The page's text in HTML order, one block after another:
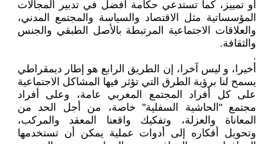
أو تمييز، كما تستدعي حكامة أفضل في تدبير المجالات
المؤسساتية مثل الاقتصاد والسياسة والمجتمع المدني،
والعلاقات الاجتماعية المرتبطة بالأصل الطبقي والجنس
والثقافة.
.
أخيرا، و ليس آخرا، إن الطريق الرابع هو إطار ديمقراطي
يسمح لنا برؤية الطرق التي تؤثر فيها المشاكل الاجتماعية
على كل أفراد المجتمع المغربي عامة، وعلى أفراد
مجتمع "الحاشية السفلية" خاصة، من أجل الحد من
المعاناة والعزلة، وتفكيك واقعنا المعقد والمركب،
وتحويل أفكاره إلى أدوات عملية يمكن أن تستخدمها